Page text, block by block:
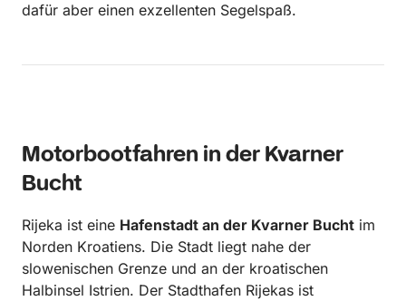
Badepause und einen leckeren Mittagssnack ! Wir
dafür aber einen exzellenten Segelspaß.
Motorbootfahren in der Kvarner
Bucht
Rijeka ist eine Hafenstadt an der Kvarner Bucht im
Norden Kroatiens. Die Stadt liegt nahe der
slowenischen Grenze und an der kroatischen
Halbinsel Istrien. Der Stadthafen Rijekas ist